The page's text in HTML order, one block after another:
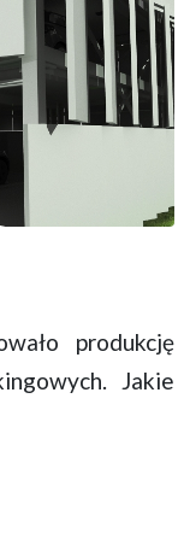
produkcję
Jakie